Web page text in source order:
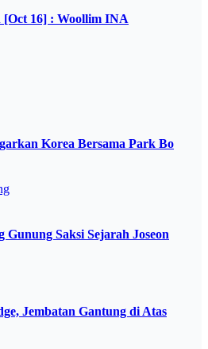
16] : Woollim INA
Korea Bersama Park Bo
Gunung Saksi Sejarah Joseon
Jembatan Gantung di Atas